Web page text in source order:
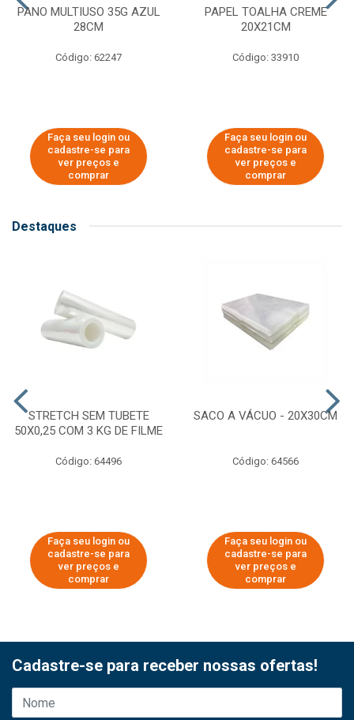
PANO MULTIUSO 35G AZUL
28CM
Código: 62247
Faça seu login ou
cadastre-se para
ver preços e
comprar
PAPEL TOALHA CREME
20X21CM
Código: 33910
Faça seu login ou
cadastre-se para
ver preços e
comprar
Destaques
STRETCH SEM TUBETE
50X0,25 COM 3 KG DE FILME
Código: 64496
Faça seu login ou
cadastre-se para
ver preços e
comprar
SACO A VÁCUO - 20X30CM
Código: 64566
Faça seu login ou
cadastre-se para
ver preços e
comprar
Cadastre-se para receber nossas ofertas!